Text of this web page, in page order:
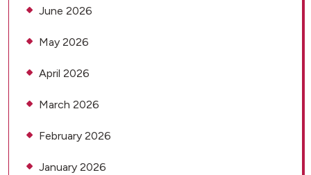
June 2026
May 2026
April 2026
March 2026
February 2026
January 2026